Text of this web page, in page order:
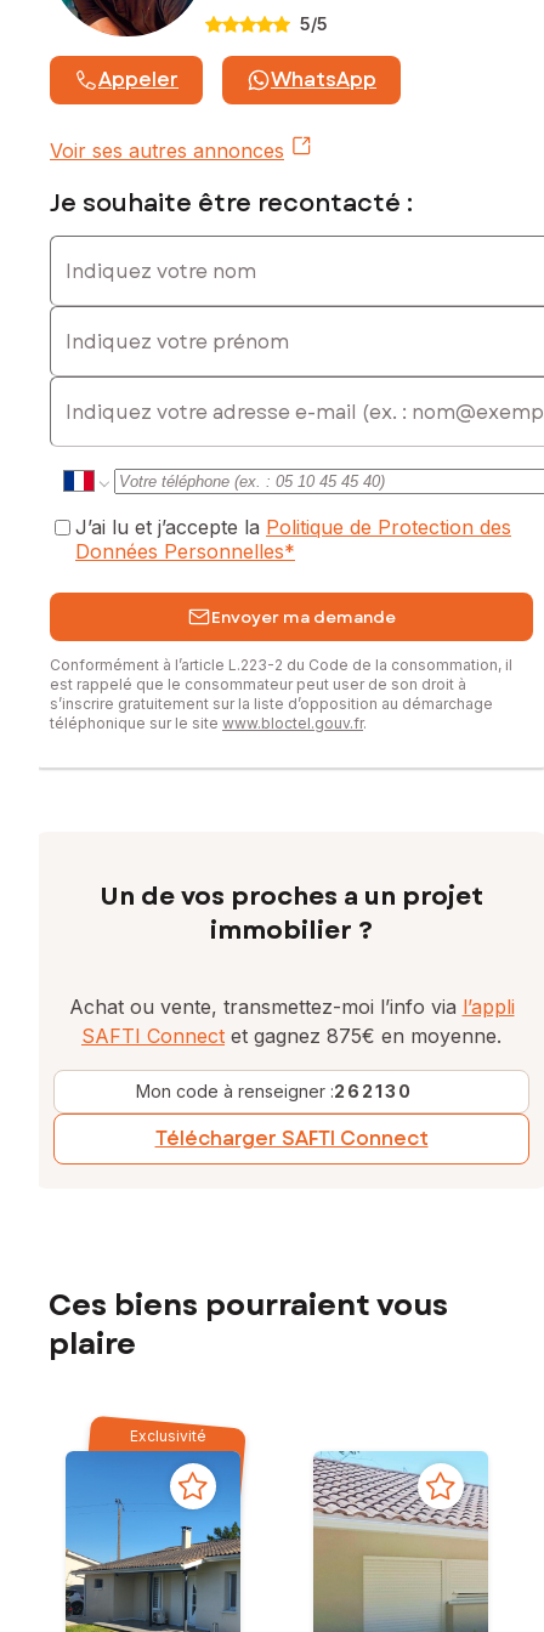
Contactez votre conseiller SAFTI : Grégory AMATO, Tél. :
commercial immatriculé au RSAC de BORDEAUX sous le
numéro 531 136 760
5/5
Appeler WhatsApp
Voir ses autres annonces
Je souhaite être recontacté :
Indiquez votre nom
Indiquez votre prénom
E-mail
J’ai lu et j’accepte la Politique de Protection des
Données Personnelles*
Envoyer ma demande
Conformément à l’article L.223-2 du Code de la consommation, il
est rappelé que le consommateur peut user de son droit à
s’inscrire gratuitement sur la liste d’opposition au démarchage
téléphonique sur le site www.bloctel.gouv.fr.
Un de vos proches a un projet
immobilier ?
Achat ou vente, transmettez-moi l’info via l’appli
SAFTI Connect et gagnez 875€ en moyenne.
Mon code à renseigner :262130
Télécharger SAFTI Connect
Ces biens pourraient vous
plaire
Exclusivité